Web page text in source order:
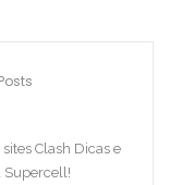
Clash Dicas e
Supercell!